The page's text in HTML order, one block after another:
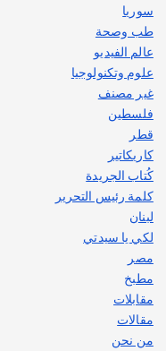
سوريا
طب وصحة
عالم الفيديو
علوم وتكنولوجيا
غير مصنف
فلسطين
قطر
كاريكاتير
كُتاب الجريدة
كلمة رئيس التحرير
لبنان
لكي يا سيدتي
مصر
مطبخ
مقابلات
مقالات
من نحن